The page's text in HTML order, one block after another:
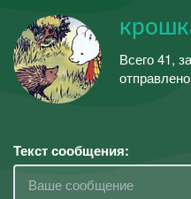
Всего 41,
Текст сообщения: